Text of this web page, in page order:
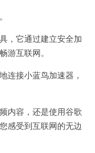
，它通过建立安全加
游互联网。
接小蓝鸟加速器，
内容，还是使用谷歌
感受到互联网的无边